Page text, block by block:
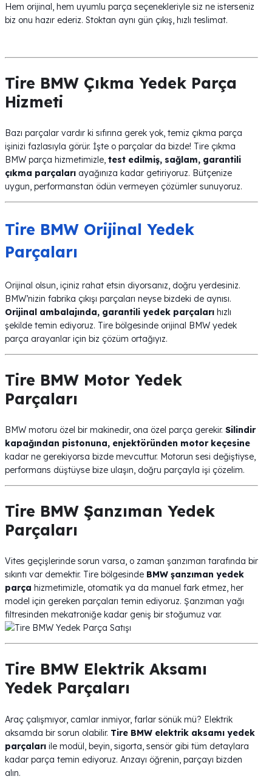
Hem orijinal, hem uyumlu parça seçenekleriyle siz ne isterseniz
biz onu hazır ederiz. Stoktan aynı gün çıkış, hızlı teslimat.
Tire BMW Çıkma Yedek Parça
Hizmeti
Bazı parçalar vardır ki sıfırına gerek yok, temiz çıkma parça
işinizi fazlasıyla görür. İşte o parçalar da bizde! Tire çıkma
BMW parça hizmetimizle, test edilmiş, sağlam, garantili
çıkma parçaları ayağınıza kadar getiriyoruz. Bütçenize
uygun, performanstan ödün vermeyen çözümler sunuyoruz.
Tire BMW Orijinal Yedek
Parçaları
Orijinal olsun, içiniz rahat etsin diyorsanız, doğru yerdesiniz.
BMW’nizin fabrika çıkışı parçaları neyse bizdeki de aynısı.
Orijinal ambalajında, garantili yedek parçaları hızlı
şekilde temin ediyoruz. Tire bölgesinde orijinal BMW yedek
parça arayanlar için biz çözüm ortağıyız.
Tire BMW Motor Yedek
Parçaları
BMW motoru özel bir makinedir, ona özel parça gerekir. Silindir
kapağından pistonuna, enjektöründen motor keçesine
kadar ne gerekiyorsa bizde mevcuttur. Motorun sesi değiştiyse,
performans düştüyse bize ulaşın, doğru parçayla işi çözelim.
Tire BMW Şanzıman Yedek
Parçaları
Vites geçişlerinde sorun varsa, o zaman şanzıman tarafında bir
sıkıntı var demektir. Tire bölgesinde BMW şanzıman yedek
parça hizmetimizle, otomatik ya da manuel fark etmez, her
model için gereken parçaları temin ediyoruz. Şanzıman yağı
filtresinden mekatroniğe kadar geniş bir stoğumuz var.
Tire BMW Elektrik Aksamı
Yedek Parçaları
Araç çalışmıyor, camlar inmiyor, farlar sönük mü? Elektrik
aksamda bir sorun olabilir. Tire BMW elektrik aksamı yedek
parçaları ile modül, beyin, sigorta, sensör gibi tüm detaylara
kadar parça temin ediyoruz. Arızayı öğrenin, parçayı bizden
alın.